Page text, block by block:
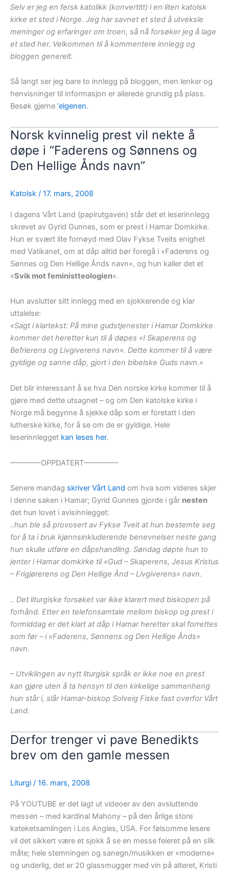
Selv er jeg en fersk katolikk (konvertitt) i en liten katolsk
kirke et sted i Norge. Jeg har savnet et sted å utveksle
meninger og erfaringer om troen, så nå forsøker jeg å lage
et sted her. Velkommen til å kommentere innlegg og
bloggen generelt.
Så langt ser jeg bare to innlegg på bloggen, men lenker og
henvisninger til informasjon er allerede grundig på plass.
Besøk gjerne ‘elgenen.
Norsk kvinnelig prest vil nekte å
døpe i “Faderens og Sønnens og
Den Hellige Ånds navn”
Katolsk / 17. mars, 2008
I dagens Vårt Land (papirutgaven) står det et leserinnlegg
skrevet av Gyrid Gunnes, som er prest i Hamar Domkirke.
Hun er svært lite fornøyd med Olav Fykse Tveits enighet
med Vatikanet, om at dåp alltid bør foregå i «Faderens og
Sønnes og Den Hellige Ånds navn», og hun kaller det et
«Svik mot feministteologien«.
Hun avslutter sitt innlegg med en sjokkerende og klar
uttalelse:
«Sagt i klartekst: På mine gudstjenester i Hamar Domkirke
kommer det heretter kun til å døpes «I Skaperens og
Befrierens og Livgiverens navn». Dette kommer til å være
gyldige og sanne dåp, gjort i den bibelske Guds navn.»
Det blir interessant å se hva Den norske kirke kommer til å
gjøre med dette utsagnet – og om Den katolske kirke i
Norge må begynne å sjekke dåp som er foretatt i den
lutherske kirke, for å se om de er gyldige. Hele
leserinnlegget kan leses her.
————OPPDATERT————–
Senere mandag skriver Vårt Land om hva som videres skjer
i denne saken i Hamar; Gyrid Gunnes gjorde i går nesten
det hun lovet i avisinnlegget:
..hun ble så provosert av Fykse Tveit at hun bestemte seg
for å ta i bruk kjønnsinkluderende benevnelser neste gang
hun skulle utføre en dåpshandling. Søndag døpte hun to
jenter i Hamar domkirke til «Gud – Skaperens, Jesus Kristus
– Frigjørerens og Den Hellige Ånd – Livgiverens» navn.
.. Det liturgiske forsøket var ikke klarert med biskopen på
forhånd. Etter en telefonsamtale mellom biskop og prest i
formiddag er det klart at dåp i Hamar heretter skal forrettes
som før – i «Faderens, Sønnens og Den Hellige Ånds»
navn.
– Utviklingen av nytt liturgisk språk er ikke noe en prest
kan gjøre uten å ta hensyn til den kirkelige sammenheng
hun står i, slår Hamar-biskop Solveig Fiske fast overfor Vårt
Land.
Derfor trenger vi pave Benedikts
brev om den gamle messen
Liturgi / 16. mars, 2008
På YOUTUBE er det lagt ut videoer av den avsluttende
messen – med kardinal Mahony – på den årlige store
kateketsamlingen i Los Angles, USA. For følsomme lesere
vil det sikkert være et sjokk å se en messe feieret på en slik
måte; hele stemningen og sanegn/musikken er «moderne»
og underlig, det er 20 glassmugger med vin på alteret, Kristi